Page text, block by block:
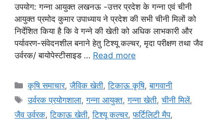
उपयोग: गन्ना आयुक्त लखनऊ -उत्तर प्रदेश के गन्ना एवं चीनी
आयुक्त प्रमोद कुमार उपाध्याय ने प्रदेश की सभी चीनी मिलों को
निर्देशित किया है कि वे गन्ने की खेती को अधिक लाभकारी और
पर्यावरण-संवेदनशील बनाने हेतु टिश्यू कल्चर, मृदा परीक्षण तथा जैव
उर्वरक/ बायोपेस्टीसाइड … Read more
कृषि समाचार,जैविक खेती,टिकाऊ कृषि,बागवानी
उर्वरक प्रयोगशाला,गन्ना आयुक्त,गन्ना खेती,चीनी मिलें,
जैव उर्वरक,टिकाऊ खेती,टिश्यू कल्चर,फर्टिलिटी मैप,